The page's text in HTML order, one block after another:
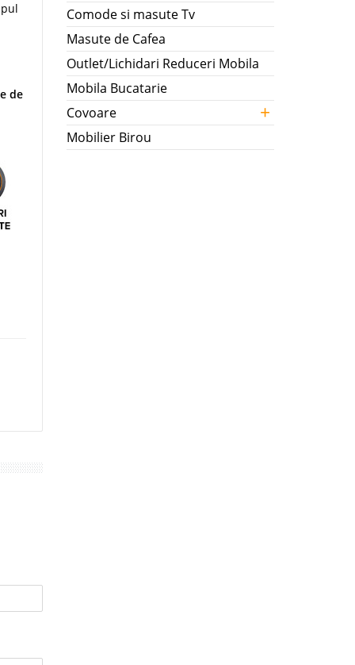
de
Comode si masute Tv
Masute de Cafea
Outlet/Lichidari Reduceri Mobila
Mobila Bucatarie
Covoare
+
Mobilier Birou